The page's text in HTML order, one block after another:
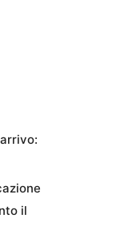
il